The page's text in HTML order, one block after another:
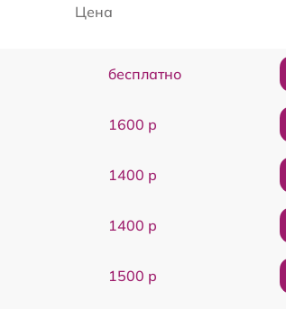
Цена
бесплатно
1600 р
1400 р
1400 р
1500 р